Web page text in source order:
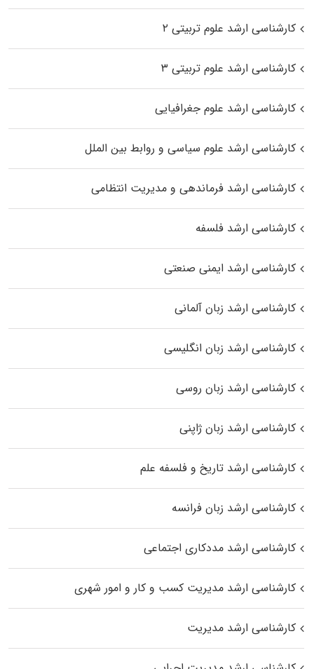
کارشناسی ارشد علوم تربیتی ۲
کارشناسی ارشد علوم تربیتی ۳
کارشناسی ارشد علوم جغرافیایی
کارشناسی ارشد علوم سیاسی و روابط بین الملل
کارشناسی ارشد فرماندهی و مدیریت انتظامی
کارشناسی ارشد فلسفه
کارشناسی ارشد ایمنی صنعتی
کارشناسی ارشد زبان آلمانی
کارشناسی ارشد زبان انگلیسی
کارشناسی ارشد زبان روسی
کارشناسی ارشد زبان ژاپنی
کارشناسی ارشد تاریخ و فلسفه علم
کارشناسی ارشد زبان فرانسه
کارشناسی ارشد مددکاری اجتماعی
کارشناسی ارشد مدیریت کسب و کار و امور شهری
کارشناسی ارشد مدیریت